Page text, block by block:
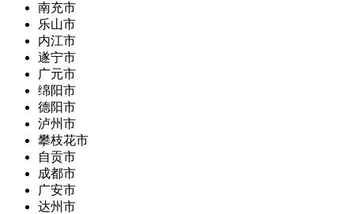
南充市
乐山市
内江市
遂宁市
广元市
绵阳市
德阳市
泸州市
攀枝花市
自贡市
成都市
广安市
达州市